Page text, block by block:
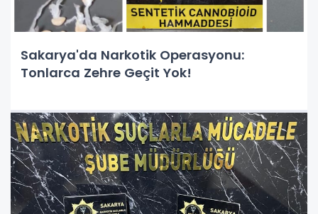
Sakarya'da Narkotik Operasyonu:
Tonlarca Zehre Geçit Yok!